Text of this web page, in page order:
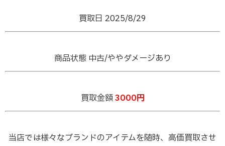
買取日 2025/8/29
商品状態 中古/ややダメージあり
買取金額3000円
当店では様々なブランドのアイテムを随時、高価買取させ